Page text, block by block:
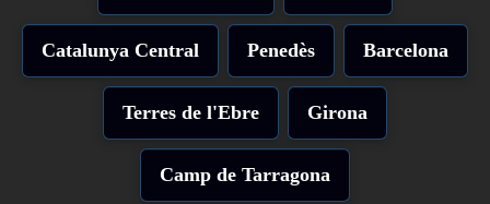
Catalunya Central Penedès Barcelona
Terres de l'Ebre Girona
Camp de Tarragona